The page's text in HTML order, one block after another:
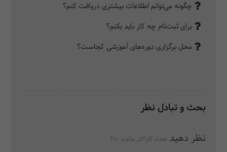
چگونه می‌توانم اطلاعات بیشتری دریافت کنم؟
برای ثبت‌نام چه کار باید بکنم؟
محل برگزاری دوره‌های آموزشی کجاست؟
بحث و تبادل نظر
نظر دهید تعداد کاراکتر مانده: 300